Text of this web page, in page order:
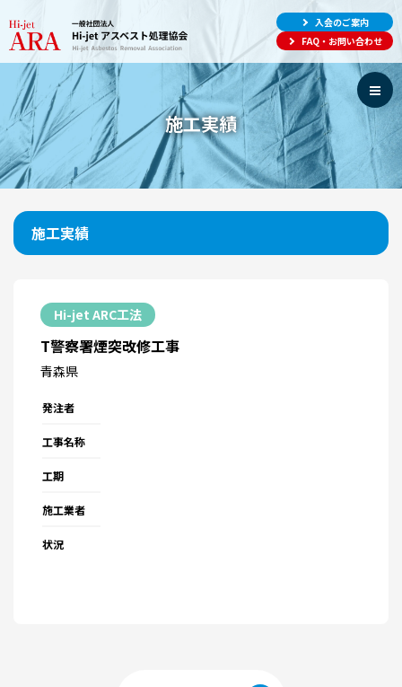
入会のご案内
FAQ・お問い合わせ
施工実績
施工実績
Hi-jet ARC工法
T警察署煙突改修工事
青森県
発注者
工事名称
工期
施工業者
状況